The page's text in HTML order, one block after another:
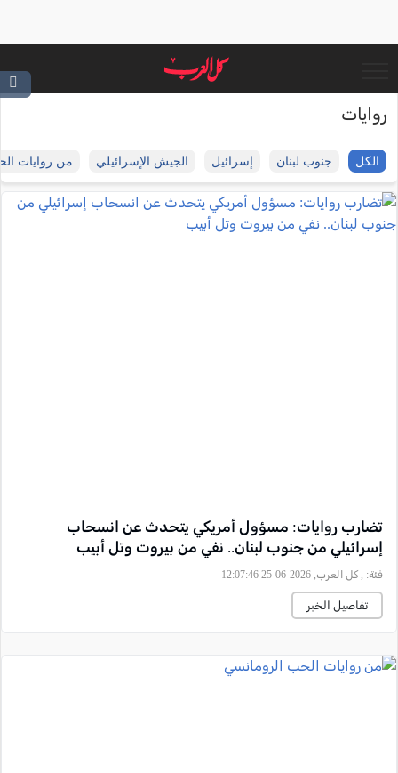
روايات
الكل جنوب لبنان إسرائيل الجيش الإسرائيلي من روايات
تضارب روايات: مسؤول أمريكي يتحدث عن انسحاب
إسرائيلي من جنوب لبنان.. نفي من بيروت وتل أبيب
فئة: , كل العرب, 2026-06-25 12:07:46
تفاصيل الخبر